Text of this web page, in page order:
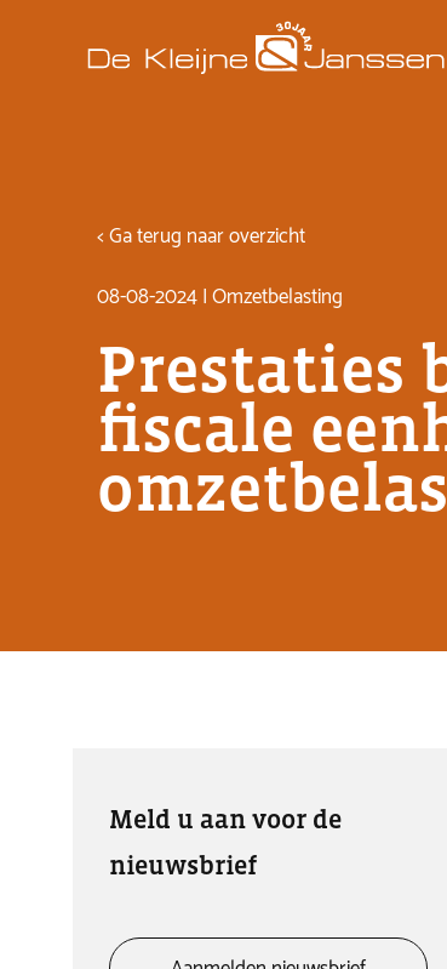
< Ga terug naar overzicht
08-08-2024 | Omzetbelasting
Prestaties
fiscale
Meld u aan voor de
nieuwsbrief